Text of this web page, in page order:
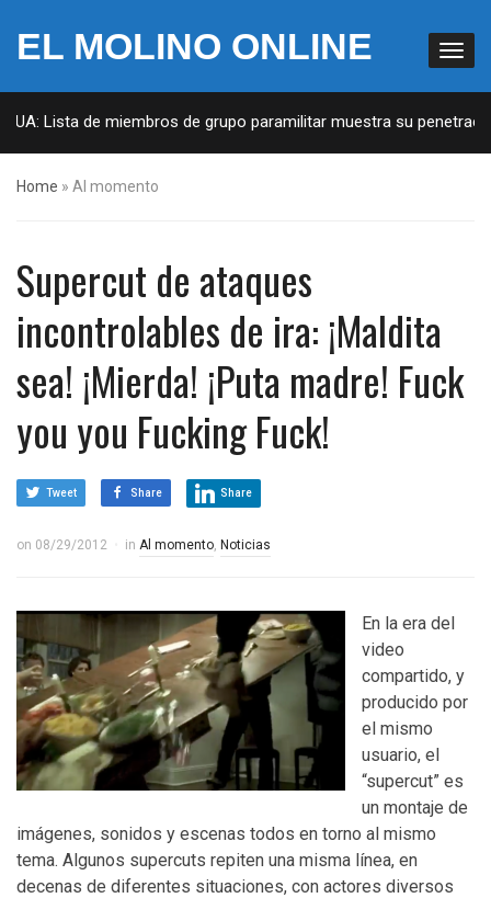
EL MOLINO ONLINE
Lista de miembros de grupo paramilitar muestra su penetración
Home » Al momento
Supercut de ataques
incontrolables de ira: ¡Maldita
sea! ¡Mierda! ¡Puta madre! Fuck
you you Fucking Fuck!
Tweet Share Share
on 08/29/2012 in Al momento, Noticias
En la era del
video
compartido, y
producido por
el mismo
usuario, el
“supercut” es
un montaje de
imágenes, sonidos y escenas todos en torno al mismo
tema. Algunos supercuts repiten una misma línea, en
decenas de diferentes situaciones, con actores diversos